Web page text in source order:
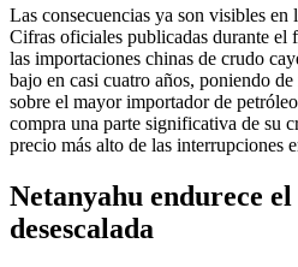
Las consecuencias ya son visibles en
Cifras oficiales publicadas durante el
las importaciones chinas de crudo
bajo en casi cuatro años, poniendo
sobre el mayor importador de
compra una parte significativa de su
precio más alto de las interrupciones
Netanyahu endurece
desescalada